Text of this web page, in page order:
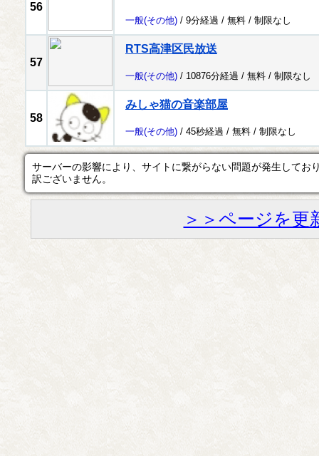
56
一般(その他) / 9分経過 / 無料 / 制限なし
57
RTS高津区民放送
一般(その他) / 10876分経過 / 無料 / 制限なし
58
みしゃ猫の音楽部屋
一般(その他) / 45秒経過 / 無料 / 制限なし
サーバーの影響により、サイトに繋がらない問題が発生してお
訳ございません。
＞＞ページを更